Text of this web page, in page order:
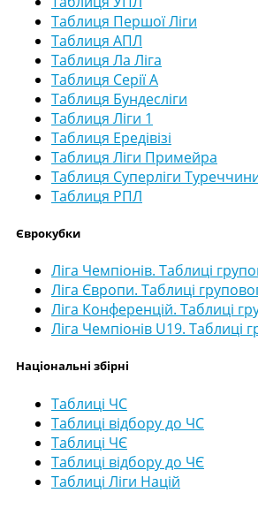
Таблиця Першої Ліги
Таблиця АПЛ
Таблиця Ла Ліга
Таблиця Серії А
Таблиця Бундесліги
Таблиця Ліги 1
Таблиця Ередівізі
Таблиця Ліги Примейра
Таблиця Суперліги
Таблиця РПЛ
Єврокубки
Ліга Чемпіонів. Таблиці
Ліга Європи. Таблиці
Ліга Конференцій. Таблиці
Ліга Чемпіонів U19. Таблиці
Національні збірні
Таблиці ЧС
Таблиці відбору до ЧС
Таблиці ЧЄ
Таблиці відбору до ЧЄ
Таблиці Ліги Націй